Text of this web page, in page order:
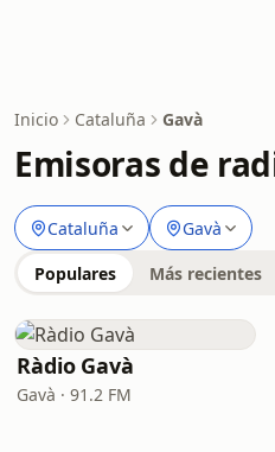
Inicio Cataluña Gavà
Emisoras de
Cataluña Gavà
Populares Más recientes
Ràdio Gavà
Gavà · 91.2 FM